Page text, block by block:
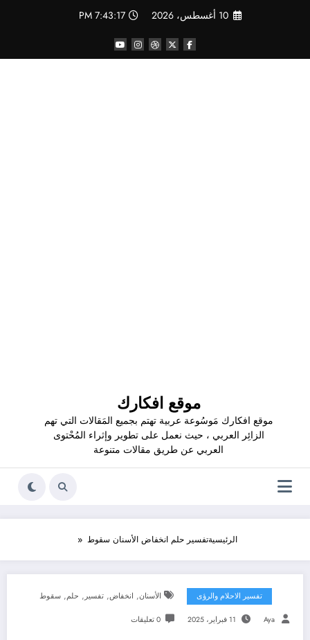
10 أغسطس، 2026 7:43:17 PM
موقع افكارك
موقع افكارك مَوسُوعة عربية تهتم بجميع المَقالات التي تهم
الزائِر العربي ، حيث نعمل على تطوير وإثراء المُحْتوى
العربي عن طريق مقالات متنوعة
الرئيسيةتفسير حلم انخفاض الأسنان سقوط
تفسير الاحلام والرؤى الأسنان, انخفاض, تفسير , حلم, سقوط
Aya 11 فبراير، 2025 0 تعليقات